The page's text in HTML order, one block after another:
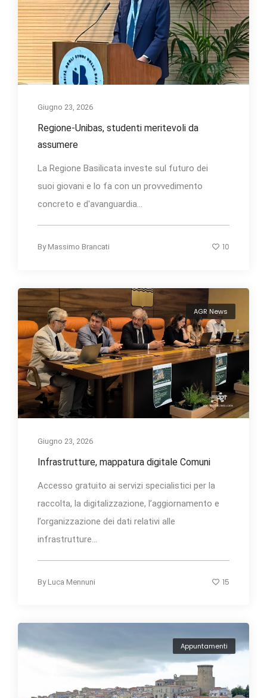
Giugno 23, 2026
Regione-Unibas, studenti meritevoli da
assumere
La Regione Basilicata investe sul futuro dei
suoi giovani e lo fa con un provvedimento
concreto e d'avanguardia...
By Massimo Brancati 10
AGR News
Giugno 23, 2026
Infrastrutture, mappatura digitale Comuni
Accesso gratuito ai servizi specialistici per la
raccolta, la digitalizzazione, l’aggiornamento e
l’organizzazione dei dati relativi alle
infrastrutture...
By Luca Mennuni 15
Appuntamenti